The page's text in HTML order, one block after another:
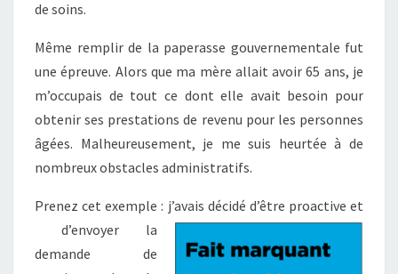
de soins.
Même remplir de la paperasse gouvernementale fut
une épreuve. Alors que ma mère allait avoir 65 ans, je
m’occupais de tout ce dont elle avait besoin pour
obtenir ses prestations de revenu pour les personnes
âgées. Malheureusement, je me suis heurtée à de
nombreux obstacles administratifs.
Prenez cet exemple : j’avais décidé d’être proactive et
d’envoyer la
demande de